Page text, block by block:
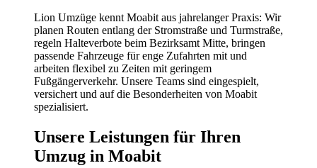
Lion Umzüge kennt Moabit aus jahrelanger Praxis: Wir
planen Routen entlang der Stromstraße und Turmstraße,
regeln Halteverbote beim Bezirksamt Mitte, bringen
passende Fahrzeuge für enge Zufahrten mit und
arbeiten flexibel zu Zeiten mit geringem
Fußgängerverkehr. Unsere Teams sind eingespielt,
versichert und auf die Besonderheiten von Moabit
spezialisiert.
Unsere Leistungen für Ihren
Umzug in Moabit